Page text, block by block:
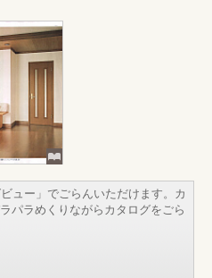
ュー」でごらんいただけます。カ
パラめくりながらカタログをごら